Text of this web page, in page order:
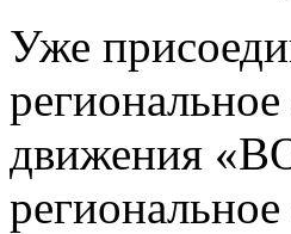
Уже
движения